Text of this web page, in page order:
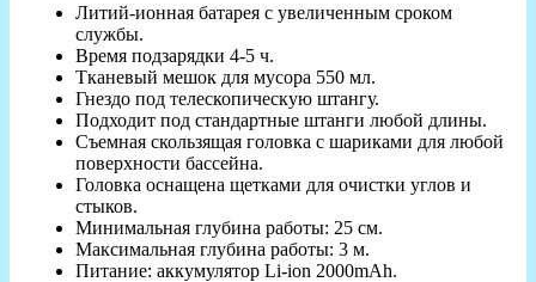
Литий-ионная батарея с увеличенным сроком
службы.
Время подзарядки 4-5 ч.
Тканевый мешок для мусора 550 мл.
Гнездо под телескопическую штангу.
Подходит под стандартные штанги любой длины.
Съемная скользящая головка с шариками для любой
поверхности бассейна.
Головка оснащена щетками для очистки углов и
стыков.
Минимальная глубина работы: 25 см.
Максимальная глубина работы: 3 м.
Питание: аккумулятор Li-ion 2000mAh.